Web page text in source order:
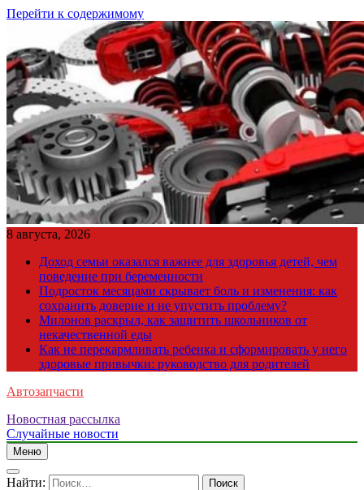
Перейти к содержимому
8 августа, 2026
Доход семьи оказался важнее для здоровья детей, чем
поведение при беременности
Подросток месяцами скрывает боль и изменения: как
сохранить доверие и не упустить проблему?
Милонов раскрыл, как защитить школьников от
некачественной еды
Как не перекармливать ребенка и сформировать у него
здоровые привычки: руководство для родителей
Автозапчасти
Новостная рассылка
Случайные новости
Меню
Найти: